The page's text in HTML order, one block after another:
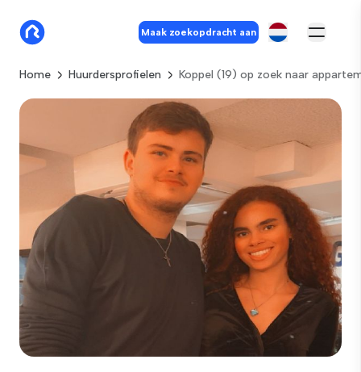
Maak zoekopdracht aan
Home Huurdersprofielen Koppel (19) op zoek naar